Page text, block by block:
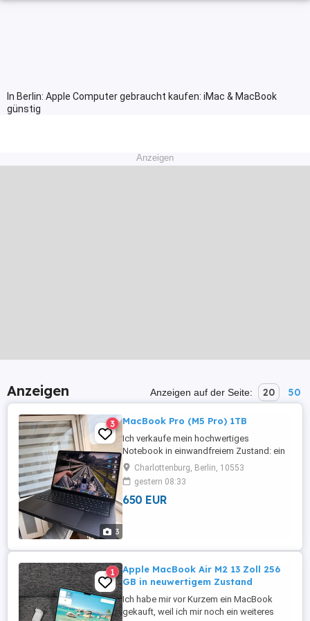
In Berlin: Apple Computer gebraucht kaufen: iMac & MacBook
günstig
Anzeigen
Anzeigen Anzeigen auf der Seite: 20 50
3
3 MacBook Pro (M5 Pro) 1TB
Ich verkaufe mein hochwertiges
Notebook in einwandfreiem Zustand: ein
14-Zoll MacBook Pro (M5 Pro). Es wurde
nur eine Woche lang für ein kurzes
Softwareprojekt genutzt. Optisch und
technisch ist es wie neu und weist
Charlottenburg, Berlin, 10553
gestern 08:33
650 EUR
1
Apple MacBook Air M2 13 Zoll 256
GB in neuwertigem Zustand
Ich habe mir vor Kurzem ein MacBook
gekauft, weil ich mir noch ein weiteres